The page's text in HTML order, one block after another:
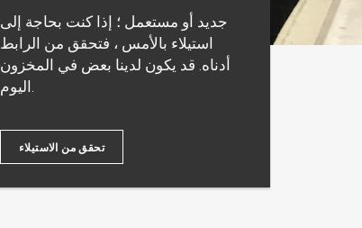
جديد أو مستعمل ؛ إذا كنت بحاجة إلى
استيلاء بالأمس ، فتحقق من الرابط
أدناه. قد يكون لدينا بعض في المخزون
تحقق من الاستيلاء